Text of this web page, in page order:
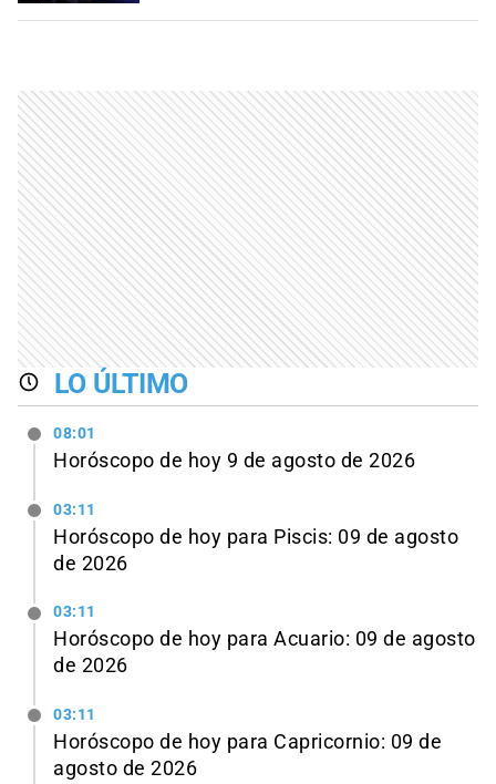
LO ÚLTIMO
08:01
Horóscopo de hoy 9 de agosto de 2026
03:11
Horóscopo de hoy para Piscis: 09 de agosto
de 2026
03:11
Horóscopo de hoy para Acuario: 09 de agosto
de 2026
03:11
Horóscopo de hoy para Capricornio: 09 de
agosto de 2026